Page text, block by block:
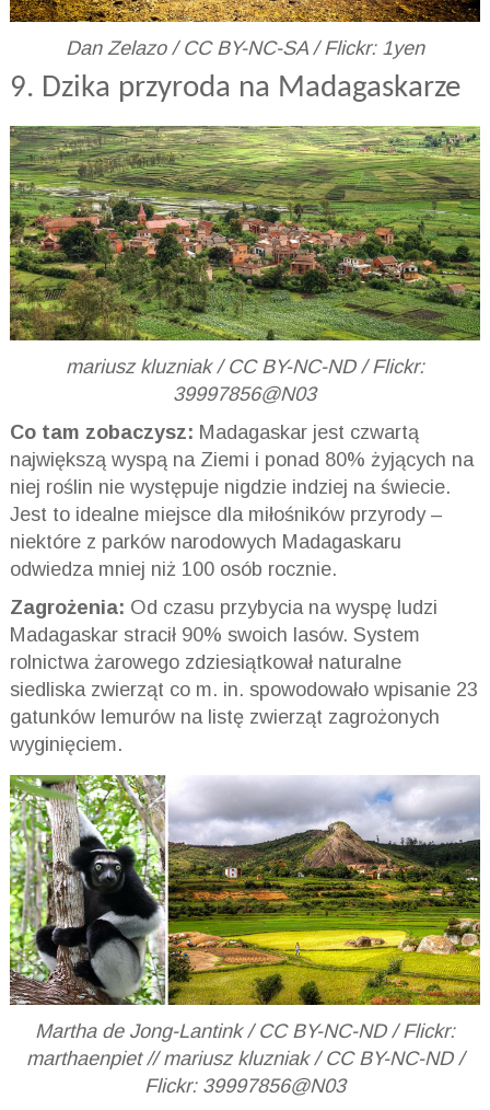
Dan Zelazo / CC BY-NC-SA / Flickr: 1yen
9. Dzika przyroda na Madagaskarze
mariusz kluzniak / CC BY-NC-ND / Flickr:
39997856@N03
Co tam zobaczysz: Madagaskar jest czwartą
największą wyspą na Ziemi i ponad 80% żyjących na
niej roślin nie występuje nigdzie indziej na świecie.
Jest to idealne miejsce dla miłośników przyrody –
niektóre z parków narodowych Madagaskaru
odwiedza mniej niż 100 osób rocznie.
Zagrożenia: Od czasu przybycia na wyspę ludzi
Madagaskar stracił 90% swoich lasów. System
rolnictwa żarowego zdziesiątkował naturalne
siedliska zwierząt co m. in. spowodowało wpisanie 23
gatunków lemurów na listę zwierząt zagrożonych
wyginięciem.
Martha de Jong-Lantink / CC BY-NC-ND / Flickr:
marthaenpiet // mariusz kluzniak / CC BY-NC-ND /
Flickr: 39997856@N03